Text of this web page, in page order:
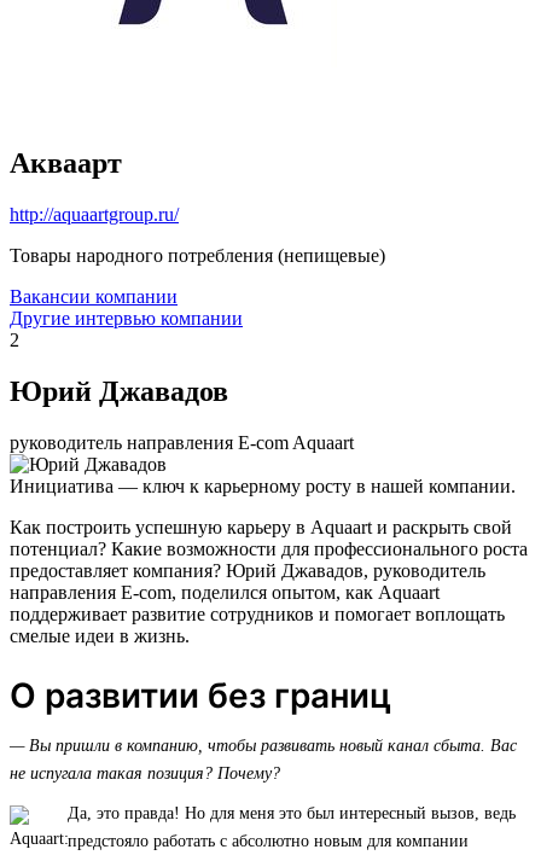
Акваарт
http://aquaartgroup.ru/
Товары народного потребления (непищевые)
Вакансии компании
Другие интервью компании
2
Юрий Джавадов
руководитель направления E-com Aquaart
Инициатива — ключ к карьерному росту в нашей компании.
Как построить успешную карьеру в Aquaart и раскрыть свой
потенциал? Какие возможности для профессионального роста
предоставляет компания? Юрий Джавадов, руководитель
направления E-com, поделился опытом, как Aquaart
поддерживает развитие сотрудников и помогает воплощать
смелые идеи в жизнь.
О развитии без границ
— Вы пришли в компанию, чтобы развивать новый канал сбыта. Вас
не испугала такая позиция? Почему?
Да, это правда! Но для меня это был интересный вызов, ведь
предстояло работать с абсолютно новым для компании